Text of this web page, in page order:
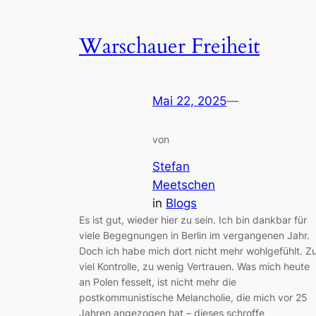
Warschauer Freiheit
Mai 22, 2025—
von
Stefan
Meetschen
in Blogs
Es ist gut, wieder hier zu sein. Ich bin dankbar für
viele Begegnungen in Berlin im vergangenen Jahr.
Doch ich habe mich dort nicht mehr wohlgefühlt.
viel Kontrolle, zu wenig Vertrauen. Was mich heute
an Polen fesselt, ist nicht mehr die
postkommunistische Melancholie, die mich vor 25
Jahren angezogen hat – dieses schroffe